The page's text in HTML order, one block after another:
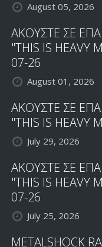
August 05, 2026
ΑΚΟΥΣΤΕ ΣΕ
"THIS IS
07-26
August 01, 2026
ΑΚΟΥΣΤΕ ΣΕ
"THIS IS HEAVY
July 29, 2026
ΑΚΟΥΣΤΕ ΣΕ
"THIS IS
07-26
July 25, 2026
METALSHOCK